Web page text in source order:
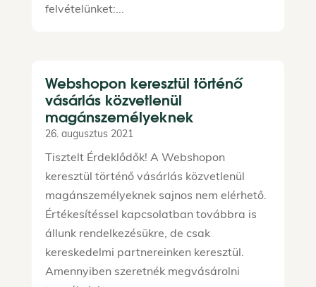
felvételünket:...
Webshopon keresztül történő
vásárlás közvetlenül
magánszemélyeknek
26. augusztus 2021
Tisztelt Érdeklődők! A Webshopon
keresztül történő vásárlás közvetlenül
magánszemélyeknek sajnos nem elérhető.
Értékesítéssel kapcsolatban továbbra is
állunk rendelkezésükre, de csak
kereskedelmi partnereinken keresztül.
Amennyiben szeretnék megvásárolni